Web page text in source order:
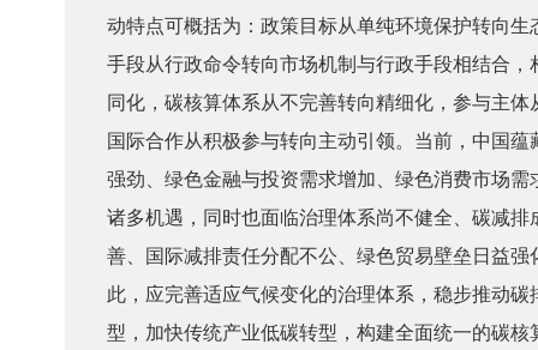
动特点可概括为：政策目标从单纯环境保护转向
手段从行政命令转向市场机制与行政手段相结合
同化，碳核算体系从不完善转向精细化，参与主
国际合作从积极参与转向主动引领。当前，中国
强劲、绿色金融与投资需求增加、绿色消费市场
诸多机遇，同时也面临治理体系尚不健全、碳减
善、国际减排责任分配不公、绿色贸易壁垒日益
此，应完善适应气候变化的治理体系，稳步推动
型，加快传统产业低碳转型，构建全面统一的碳